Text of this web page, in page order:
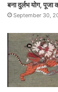
बना दुर्लभ योग, पूजा
September 30,